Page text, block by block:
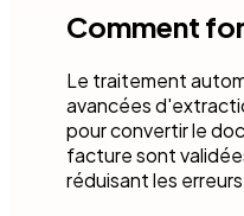
Comment
Le traitement
avancées
pour convertir le
facture sont
réduisant les